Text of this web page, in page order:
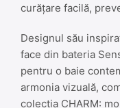
curățare facilă,
Designul său
face din bateria
pentru o baie
armonia vizuală,
colecția CHARM: